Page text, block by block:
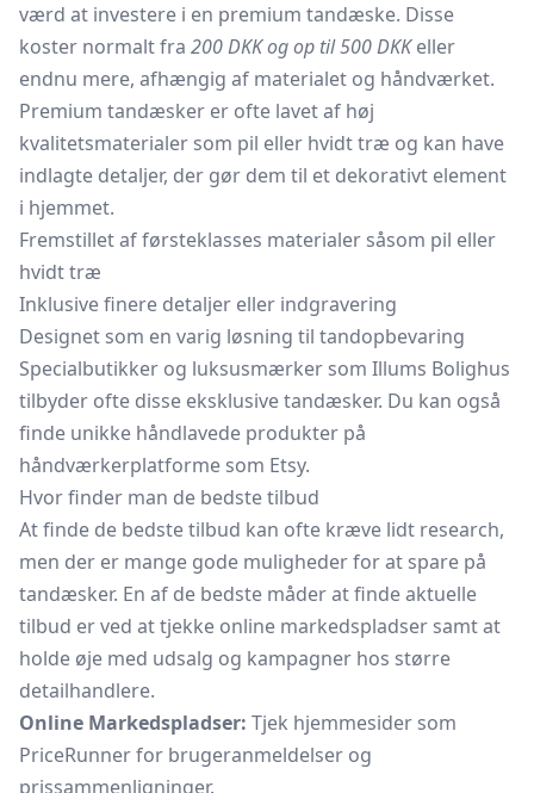
værd at investere i en premium tandæske. Disse
koster normalt fra 200 DKK og op til 500 DKKeller
endnu mere, afhængig af materialet og håndværket.
Premium tandæsker er ofte lavet af høj
kvalitetsmaterialer som pil eller hvidt træ og kan have
indlagte detaljer, der gør dem til et dekorativt element
i hjemmet.
Fremstillet af førsteklasses materialer såsom pil eller
hvidt træ
Inklusive finere detaljer eller indgravering
Designet som en varig løsning til tandopbevaring
Specialbutikker og luksusmærker som Illums Bolighus
tilbyder ofte disse eksklusive tandæsker. Du kan også
finde unikke håndlavede produkter på
håndværkerplatforme som Etsy.
Hvor finder man de bedste tilbud
At finde de bedste tilbud kan ofte kræve lidt research,
men der er mange gode muligheder for at spare på
tandæsker. En af de bedste måder at finde aktuelle
tilbud er ved at tjekke online markedspladser samt at
holde øje med udsalg og kampagner hos større
detailhandlere.
Online Markedspladser: Tjek hjemmesider som
PriceRunner for brugeranmeldelser og
prissammenligninger.